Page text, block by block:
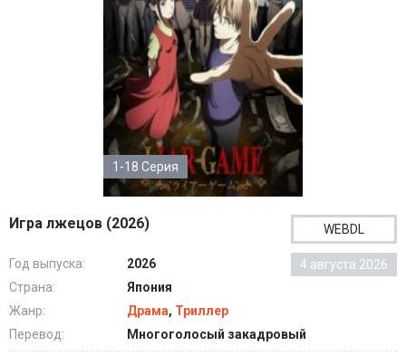
1-18 Серия
Игра лжецов (2026) WEBDL
4 августа 2026
Год выпуска:
2026
Страна:
Япония
Жанр:
Драма, Триллер
Перевод:
Многоголосый закадровый